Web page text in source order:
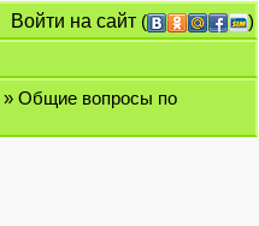
Войти на сайт (
)
» Общие вопросы по